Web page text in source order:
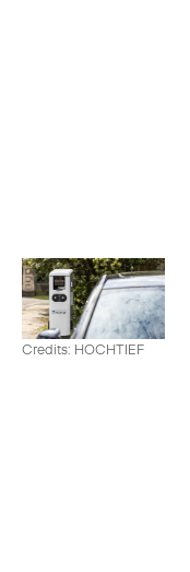
Credits: HOCHTIEF